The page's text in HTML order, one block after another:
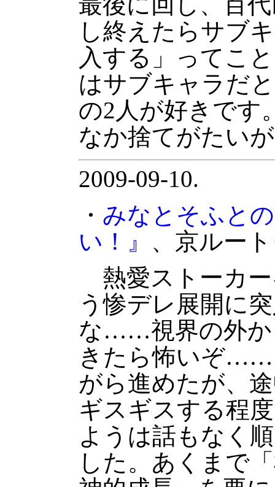
し終えたらサブ
入する」ってこ
はサブキャラだ
の2人が好きです
なか捨てがたい
2009-09-10.
・ みなとそふと
い！』 、京ルー
熱愛ストーカ
う惨デレ展開に
な……視界の外か
きたら怖いぞ……
がら進めたが、
ギスギスする程
ようは話もなく
した。あくまで